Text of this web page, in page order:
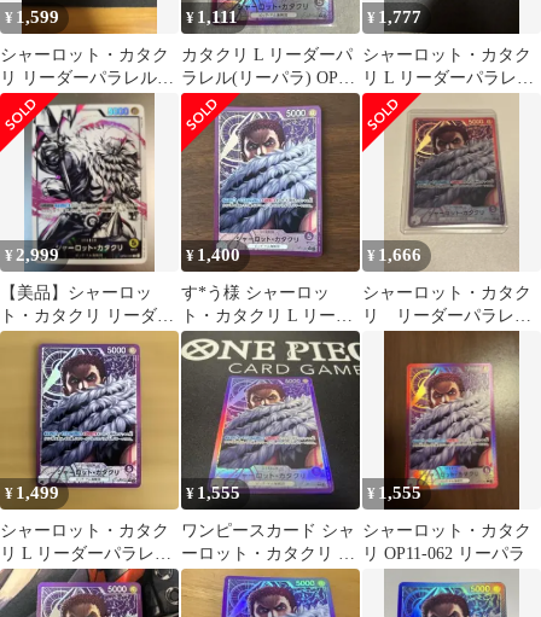
¥ 1,599
シャーロット・カタク
リ リーダーパラレル
⑤
¥ 1,111
カタクリ L リーダーパ
ラレル(リーパラ) OP11-
062(傷あり)
¥ 1,777
シャーロット・カタク
リ L リーダーパラレル
リーパラ OP11-062
¥ 2,999
【美品】シャーロッ
ト・カタクリ リーダー
パラレル OP03-099
¥ 1,400
す*う様 シャーロッ
ト・カタクリ L リーダ
ー パラレルOP11-062
¥ 1,666
シャーロット・カタク
リ リーダーパラレ
¥ 1,499
シャーロット・カタク
リ L リーダーパラレル
リーパラ OP11-062
¥ 1,555
ワンピースカード シャ
ーロット・カタクリ リ
ーダーパラレル
¥ 1,555
シャーロット・カタク
リ OP11-062 リーパラ